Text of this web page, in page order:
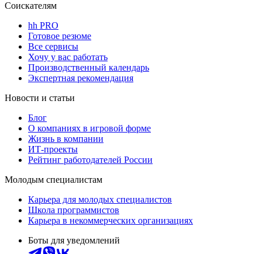
Соискателям
hh PRO
Готовое резюме
Все сервисы
Хочу у вас работать
Производственный календарь
Экспертная рекомендация
Новости и статьи
Блог
О компаниях в игровой форме
Жизнь в компании
ИТ-проекты
Рейтинг работодателей России
Молодым специалистам
Карьера для молодых специалистов
Школа программистов
Карьера в некоммерческих организациях
Боты для уведомлений